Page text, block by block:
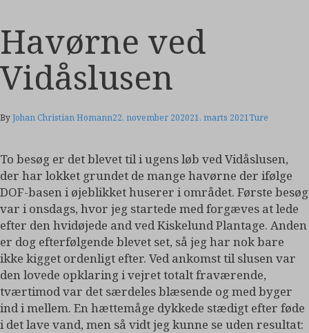
Havørne ved
Vidåslusen
ByJohan Christian Homann22. november 202021. marts 2021Ture
To besøg er det blevet til i ugens løb ved Vidåslusen,
der har lokket grundet de mange havørne der ifølge
DOF-basen i øjeblikket huserer i området. Første besøg
var i onsdags, hvor jeg startede med forgæves at lede
efter den hvidøjede and ved Kiskelund Plantage. Anden
er dog efterfølgende blevet set, så jeg har nok bare
ikke kigget ordenligt efter. Ved ankomst til slusen var
den lovede opklaring i vejret totalt fraværende,
tværtimod var det særdeles blæsende og med byger
ind i mellem. En hættemåge dykkede stædigt efter føde
i det lave vand, men så vidt jeg kunne se uden resultat: